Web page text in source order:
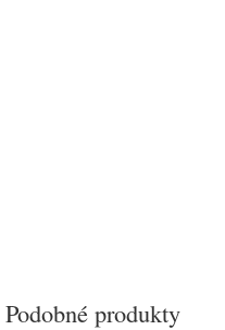
Podobné produkty